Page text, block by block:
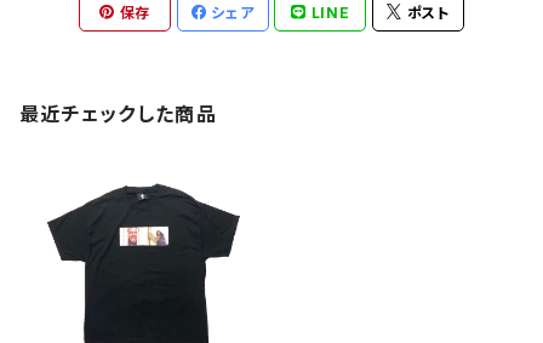
保存 シェア LINE ポスト
最近チェックした商品